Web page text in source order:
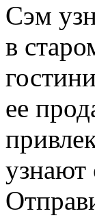
Сэм
в
ее
узнают